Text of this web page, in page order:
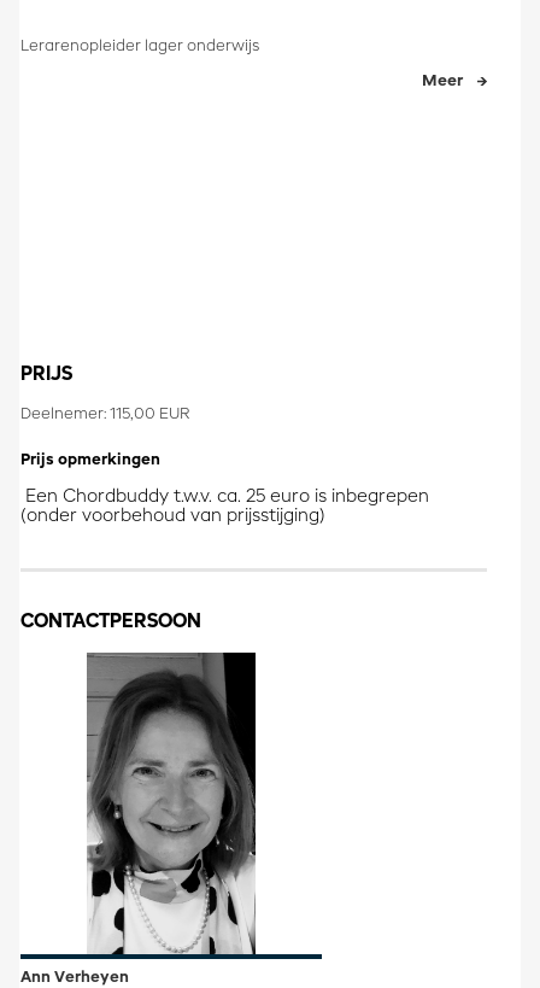
Lerarenopleider lager onderwijs
Meer
PRIJS
Deelnemer: 115,00 EUR
Prijs opmerkingen
Een Chordbuddy t.w.v. ca. 25 euro is inbegrepen
(onder voorbehoud van prijsstijging)
CONTACTPERSOON
Ann Verheyen